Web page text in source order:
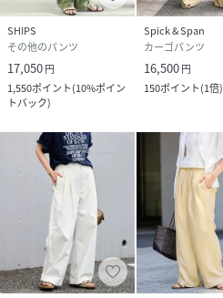
SHIPS
その他のパンツ
17,050円
1,550ポイント(10%ポイン
トバック)
Spick & Span
カーゴパンツ
16,500円
150ポイント(1倍)